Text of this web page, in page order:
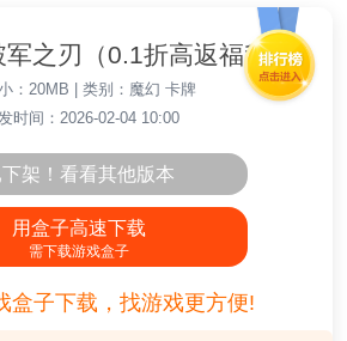
破军之刃（0.1折高返福利版）_2
：20MB | 类别：魔幻 卡牌
时间：2026-02-04 10:00
下架！看看其他版本
用盒子高速下载
需下载游戏盒子
盒子下载，找游戏更方便!